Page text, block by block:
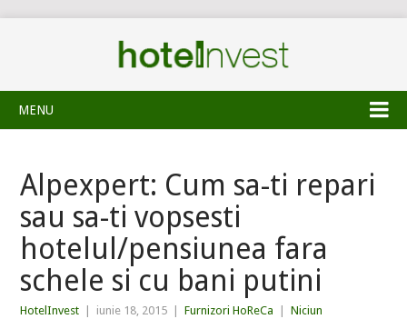
MENU
Alpexpert: Cum sa-ti repari
sau sa-ti vopsesti
hotelul/pensiunea fara
schele si cu bani putini
HotelInvest iunie 18, 2015 Furnizori HoReCa
Niciun